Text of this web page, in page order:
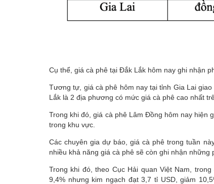
Cụ thể, giá cà phê tại Đắk Lắk hôm nay ghi nhận
Tương tự, giá cà phê hôm nay tại tỉnh Gia Lai
Lắk là 2 địa phương có mức giá cà phê cao nhất
Trong khi đó, giá cà phê Lâm Đồng hôm nay hiện
trong khu vực.
Các chuyên gia dự báo, giá cà phê trong tuần
nhiều khả năng giá cà phê sẽ còn ghi nhận những
Trong khi đó, theo Cục Hải quan Việt Nam,
9,4% nhưng kim ngạch đạt 3,7 tỉ USD, giảm